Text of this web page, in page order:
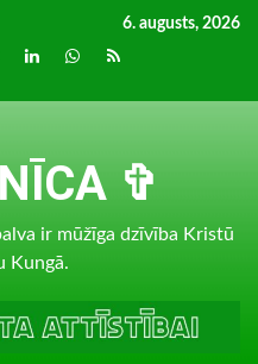
6. augusts, 2026
LinkedInwhatsapp
RSS
✞
ir mūžīga dzīvība Kristū
Kungā.